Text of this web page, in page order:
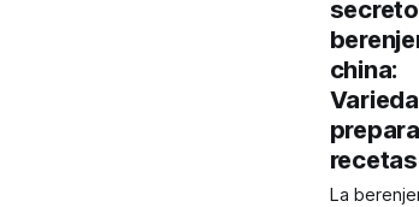
completa!
china:
recetas
La